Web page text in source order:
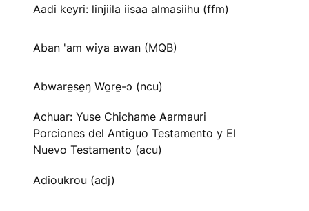
Aadi keyri: linjiila iisaa almasiihu (ffm)
Aban 'am wiya awan (MQB)
Abware̱se̱ŋ Wo̱re̱-ɔ (ncu)
Achuar: Yuse Chichame Aarmauri
Porciones del Antiguo Testamento y El
Nuevo Testamento (acu)
Adioukrou (adj)